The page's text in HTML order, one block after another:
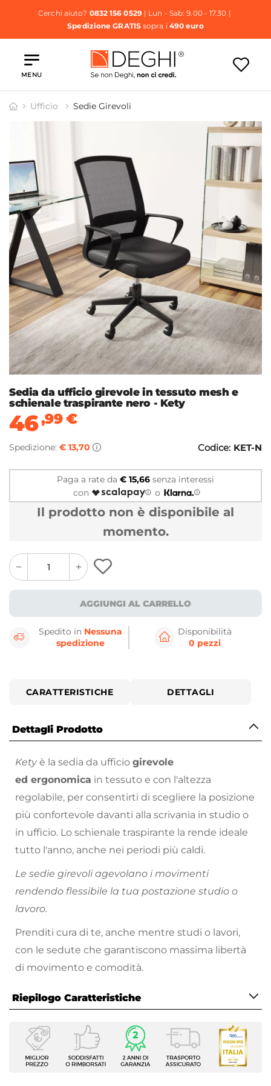
Cerchi aiuto? 0832 156 0529| Lun - Sab: 9.00 - 17.30 |
Spedizione GRATISsopra i 490 euro
MENU
Ufficio Sedie Girevoli
Sedia da ufficio girevole in tessuto mesh e
schienale traspirante nero - Kety
46,99€
Spedizione: € 13,70 Codice: KET-N
Paga a rate da € 15,66 senza interessi
con
o
Il prodotto non è disponibile al
momento.
quantity
button
quantity
minus
button
AGGIUNGI AL CARRELLO
Spedito in Nessuna
spedizione
Disponibilità
0 pezzi
CARATTERISTICHE DETTAGLI
Dettagli Prodotto
Kety è la sedia da ufficio girevole
ed ergonomica in tessuto e con l'altezza
regolabile, per consentirti di scegliere la posizione
più confortevole davanti alla scrivania in studio o
in ufficio. Lo schienale traspirante la rende ideale
tutto l'anno, anche nei periodi più caldi.
Le sedie girevoli agevolano i movimenti
rendendo flessibile la tua postazione studio o
lavoro.
Prenditi cura di te, anche mentre studi o lavori,
con le sedute che garantiscono massima libertà
di movimento e comodità.
Riepilogo Caratteristiche
Caratteristiche
Tipologia
Sedia girevole